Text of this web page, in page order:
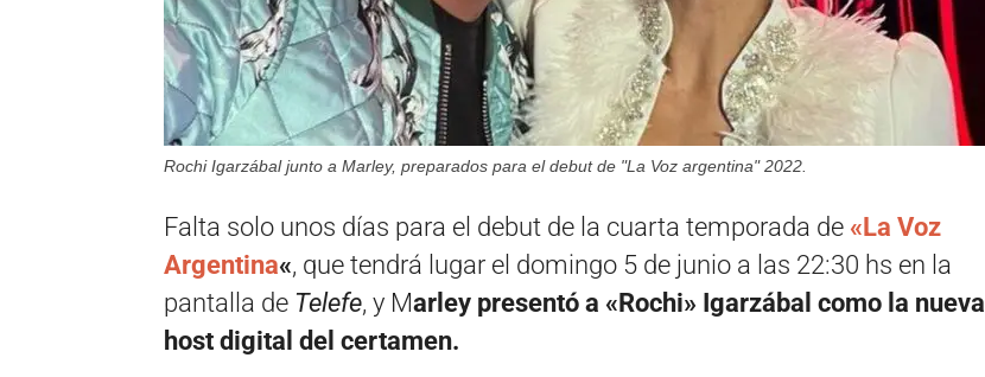
Rochi Igarzábal junto a Marley, preparados para el debut de "La Voz argentina" 2022.
Falta solo unos días para el debut de la cuarta temporada de «La Voz
Argentina«, que tendrá lugar el domingo 5 de junio a las 22:30 hs en la
pantalla de Telefe, y Marley presentó a «Rochi» Igarzábal como la nueva
host digital del certamen.